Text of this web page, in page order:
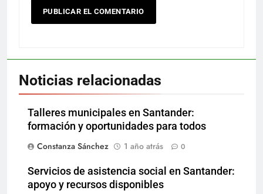
Noticias relacionadas
Talleres municipales en Santander:
formación y oportunidades para todos
Constanza Sánchez
1 año atrás 0
Servicios de asistencia social en Santander:
apoyo y recursos disponibles